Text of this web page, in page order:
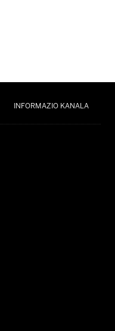
INFORMAZIO KANALA